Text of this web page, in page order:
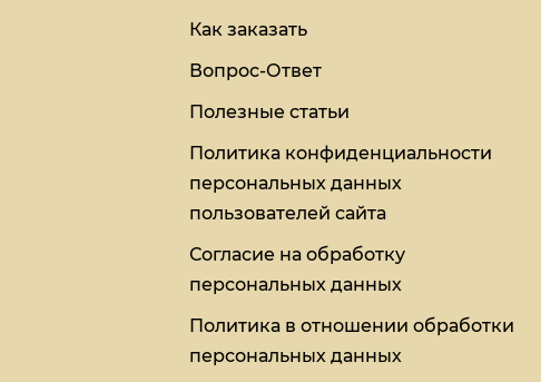
Как заказать
Вопрос-Ответ
Полезные статьи
Политика конфиденциальности
персональных данных
пользователей сайта
Согласие на обработку
персональных данных
Политика в отношении обработки
персональных данных